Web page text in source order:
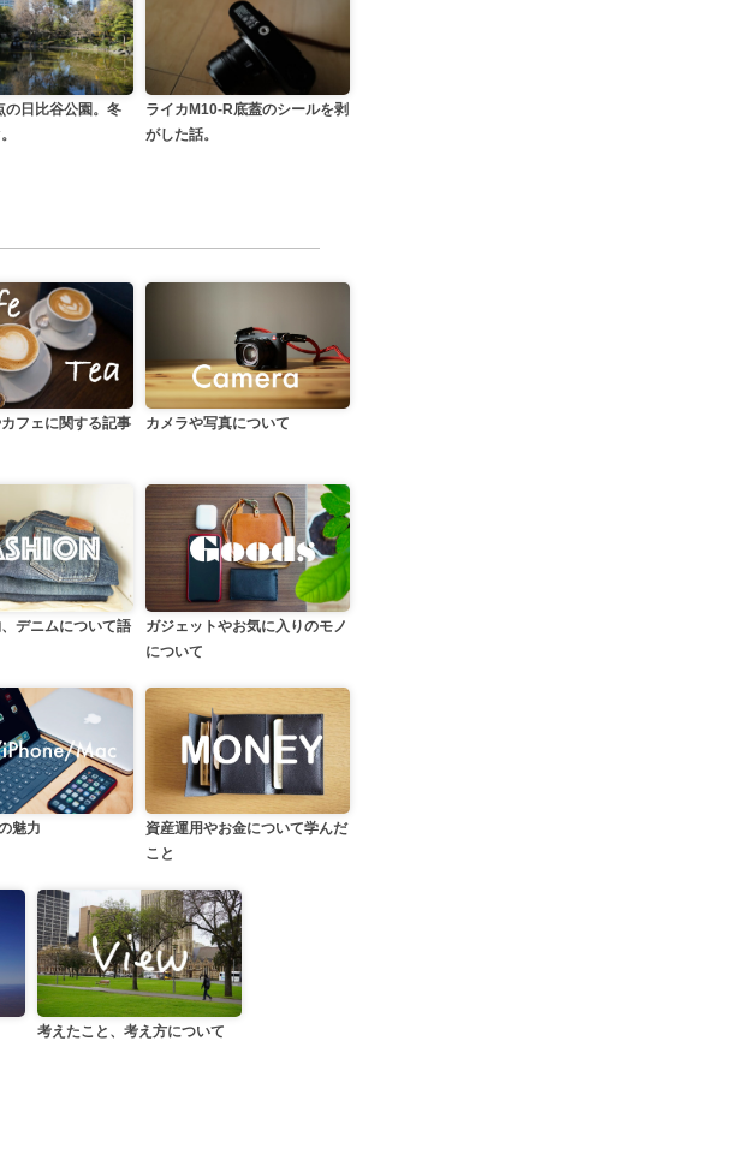
の日比谷公園。冬
ライカM10-R底蓋のシールを剥
がした話。
フェに関する記事 カメラや写真について
デニムについて語
ガジェットやお気に入りのモノ
について
魅力
資産運用やお金について学んだ
こと
考えたこと、考え方について